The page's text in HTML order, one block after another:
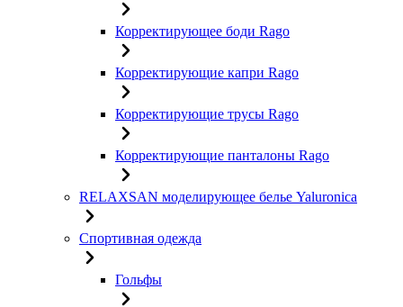
Корректирующее боди Rago
Корректирующие капри Rago
Корректирующие трусы Rago
Корректирующие панталоны Rago
RELAXSAN моделирующее белье Yaluroniсa
Спортивная одежда
Гольфы